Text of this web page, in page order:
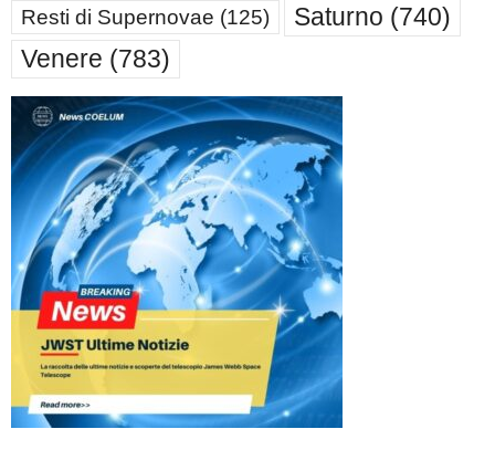
Resti di Supernovae (125) Saturno (740)
Venere (783)